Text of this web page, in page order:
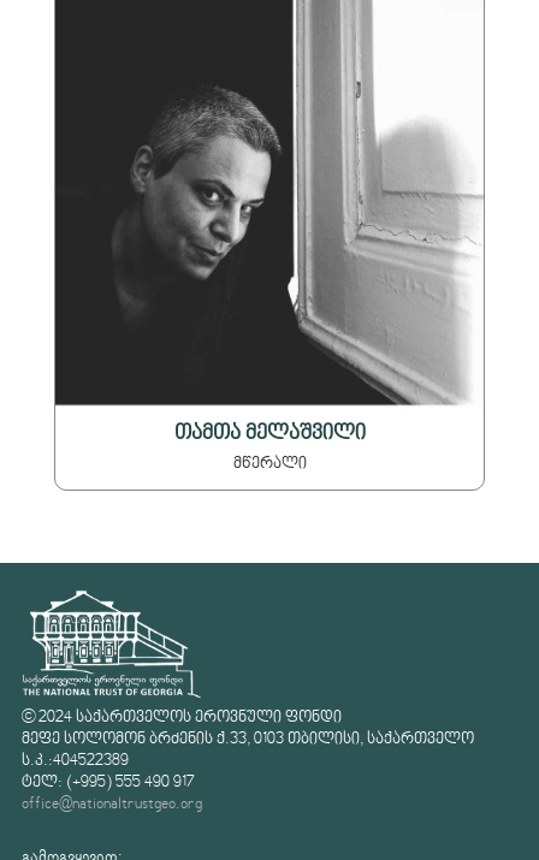
თამთა მელაშვილი
მწერალი
© 2024 საქართველოს ეროვნული ფონდი
მეფე სოლომონ ბრძენის ქ.33, 0103 თბილისი, საქართველო
ს.კ.:404522389
ტელ: (+995) 555 490 917
office@nationaltrustgeo.org